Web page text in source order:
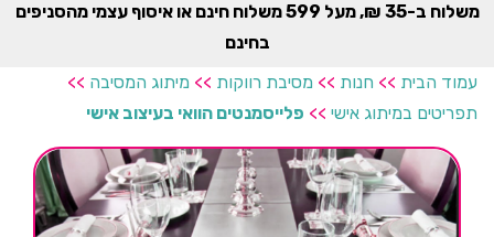
משלוח ב-35 ₪, מעל 599 משלוח חינם או איסוף עצמי מהסניפים
בחינם
עמוד הבית >> חנות >> מסיבת רווקות >> מיתוג המסיבה >>
תפריטים במיתוג אישי >> פלייסמנטים הוואי בעיצוב אישי